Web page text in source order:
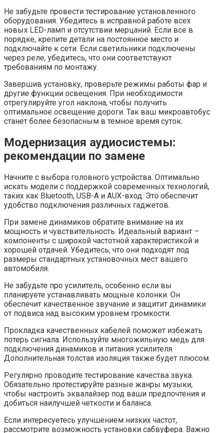
Не забудьте провести тестирование установленного
оборудования. Убедитесь в исправной работе всех
новых LED-ламп и отсутствии мерцаний. Если все в
порядке, крепите детали на постоянное место и
подключайте к сети. Если светильники подключены
через реле, убедитесь, что они соответствуют
требованиям по монтажу.
Завершив установку, проверьте режимы работы фар и
другие функции освещения. При необходимости
отрегулируйте угол наклона, чтобы получить
оптимальное освещение дороги. Так ваш микроавтобус
станет более безопасным в темное время суток.
Модернизация аудиосистемы:
рекомендации по замене
Начните с выбора головного устройства. Оптимально
искать модели с поддержкой современных технологий,
таких как Bluetooth, USB-A и AUX-вход. Это обеспечит
удобство подключения различных гаджетов.
При замене динамиков обратите внимание на их
мощность и чувствительность. Идеальный вариант –
компоненты с широкой частотной характеристикой и
хорошей отдачей. Убедитесь, что они подходят под
размеры стандартных установочных мест вашего
автомобиля.
Не забудьте про усилитель, особенно если вы
планируете устанавливать мощные колонки. Он
обеспечит качественное звучание и защитит динамики
от подвиса над высоким уровнем громкости.
Прокладка качественных кабелей поможет избежать
потерь сигнала. Используйте многожильную медь для
подключения динамиков и питания усилителя.
Дополнительная толстая изоляция также будет плюсом.
Регулярно проводите тестирование качества звука.
Обязательно протестируйте разные жанры музыки,
чтобы настроить эквалайзер под ваши предпочтения и
добиться наилучшей четкости и баланса.
Если интересуетесь улучшением низких частот,
рассмотрите возможность установки сабвуфера. Важно